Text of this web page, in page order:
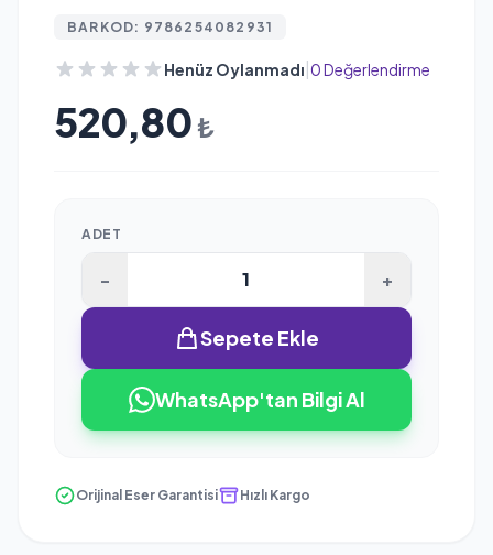
BARKOD: 9786254082931
Henüz Oylanmadı 0 Değerlendirme
520,80 ₺
ADET
- +
Sepete Ekle
WhatsApp'tan Bilgi Al
Orijinal Eser Garantisi Hızlı Kargo